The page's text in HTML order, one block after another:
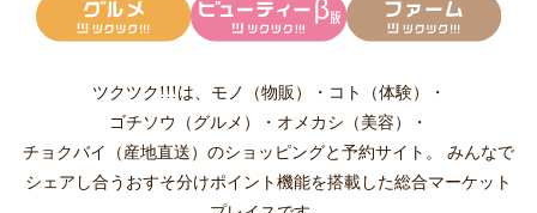
ツクツク!!!は、 モノ（物販） ・ コト（体験）
・
ゴチソウ（グルメ）
・ オメカシ（美容）
・
チョクバイ（産地直送） のショッピングと予約サイト。
みんなで
シェアし合う おすそ分けポイント機能を搭載した総合マーケット